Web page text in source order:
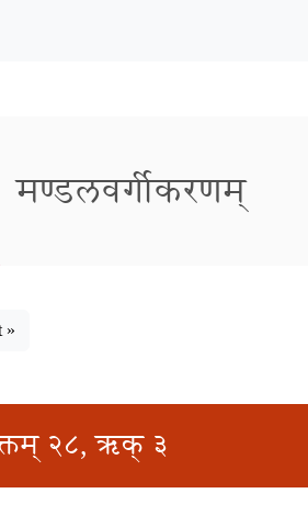
मण्डलवर्गीकरणम्
»
२८, ऋक् ३